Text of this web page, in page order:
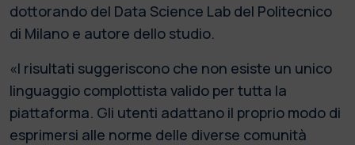
dottorando del Data Science Lab del Politecnico
di Milano e autore dello studio.
«I risultati suggeriscono che non esiste un unico
linguaggio complottista valido per tutta la
piattaforma. Gli utenti adattano il proprio modo di
esprimersi alle norme delle diverse comunità